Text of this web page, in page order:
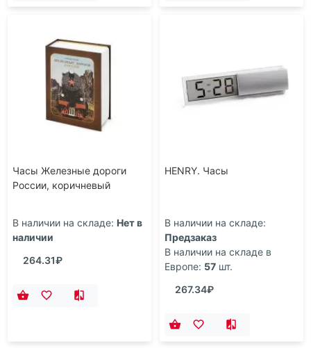
Часы Железные дороги
России, коричневый
В наличии на складе: Нет в
наличии
264.31₽
HENRY. Часы
В наличии на складе:
Предзаказ
В наличии на складе в
Европе: 57 шт.
267.34₽